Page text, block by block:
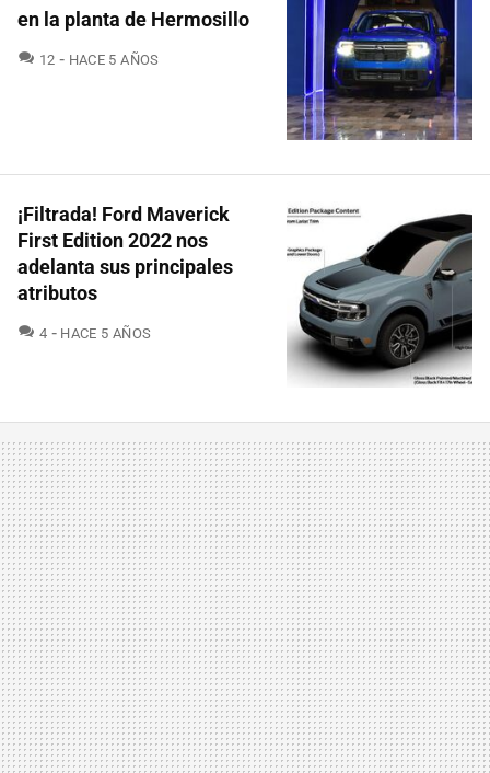
en la planta de Hermosillo
12 COMENTARIOS
HACE 5 AÑOS
¡Filtrada! Ford Maverick
First Edition 2022 nos
adelanta sus principales
atributos
4 COMENTARIOS
HACE 5 AÑOS